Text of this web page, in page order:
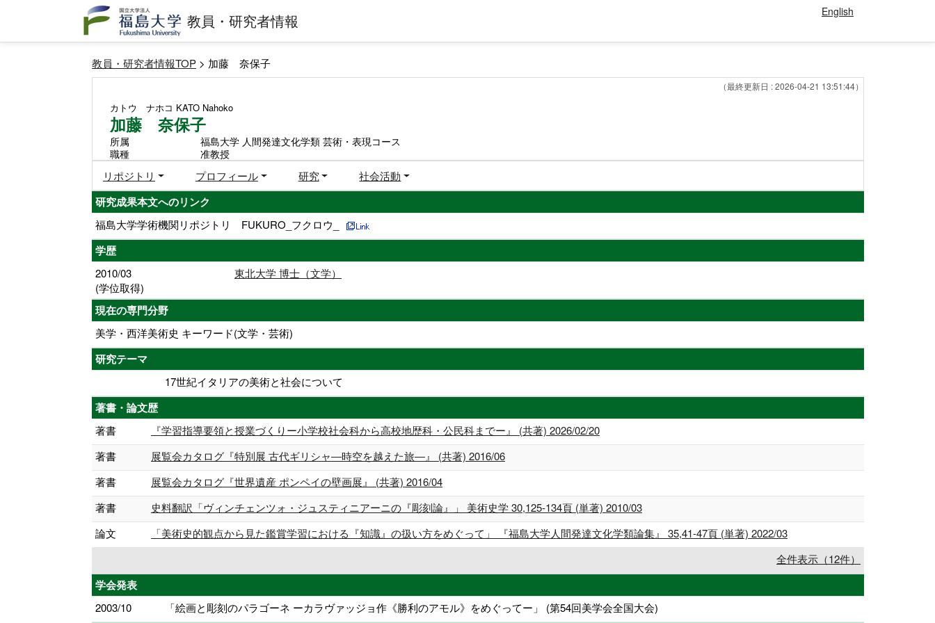
教員・研究者情報 English
教員・研究者情報TOP > 加藤 奈保子
（最終更新日 : 2026-04-21 13:51:44）
カトウ ナホコ KATO Nahoko
加藤 奈保子
所属
福島大学 人間発達文化学類 芸術・表現コース
職種
准教授
リポジトリ プロフィール 研究 社会活動
研究成果本文へのリンク
福島大学学術機関リポジトリ FUKURO_フクロウ_
学歴
2010/03
(学位取得)
東北大学 博士（文学）
現在の専門分野
美学・西洋美術史 キーワード(文学・芸術)
研究テーマ
17世紀イタリアの美術と社会について
著書・論文歴
著書
『学習指導要領と授業づくりー小学校社会科から高校地歴科・公民科までー』 (共著) 2026/02/20
著書
展覧会カタログ『特別展 古代ギリシャ―時空を越えた旅―』 (共著) 2016/06
著書
展覧会カタログ『世界遺産 ポンペイの壁画展』 (共著) 2016/04
著書
史料翻訳「ヴィンチェンツォ・ジュスティニアーニの『彫刻論』」 美術史学 30,125-134頁 (単著) 2010/03
論文
「美術史的観点から見た鑑賞学習における『知識』の扱い方をめぐって」 『福島大学人間発達文化学類論集』 35,41-47頁 (単著) 2022/03
全件表示（12件）
学会発表
2003/10 「絵画と彫刻のパラゴーネ ーカラヴァッジョ作《勝利のアモル》をめぐってー」 (第54回美学会全国大会)